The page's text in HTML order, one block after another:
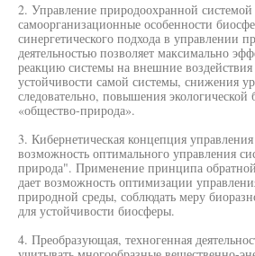
2. Управление природоохранной
самоорганизационные особенности
синергетического подхода в управлении
деятельностью позволяет максимально
реакцию системы на внешние
устойчивости самой системы, снижения
следовательно, повышения экологической
«общество-природа».
3. Кибернетическая концепция управления
возможность оптимального управления
природа". Применение принципа
дает возможность оптимизации
природной среды, соблюдать меру
для устойчивости биосферы.
4. Преобразующая, техногенная